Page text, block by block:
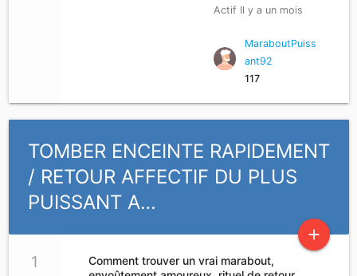
Actif Il y a un mois
MaraboutPuiss
ant92
117
TOMBER ENCEINTE RAPIDEMENT
/ RETOUR AFFECTIF DU PLUS
PUISSANT A…
add
1
Comment trouver un vrai marabout,